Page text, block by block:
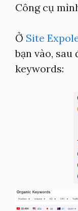
Công cụ
Ở Site
bạn vào, sau
keywords: